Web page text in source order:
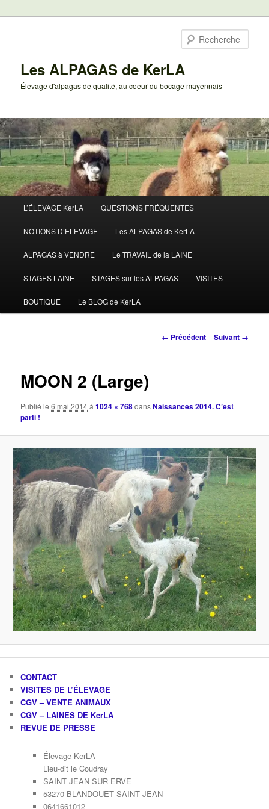
Les ALPAGAS de KerLA
Élevage d'alpagas de qualité, au coeur du bocage mayennais
principal
L’ÉLEVAGE KerLA QUESTIONS FRÉQUENTES
NOTIONS D’ELEVAGE Les ALPAGAS de KerLA
ALPAGAS à VENDRE Le TRAVAIL de la LAINE
STAGES LAINE STAGES sur les ALPAGAS VISITES
BOUTIQUE Le BLOG de KerLA
Navigation
← Précédent Suivant →
MOON 2 (Large)
Publié le6 mai 2014à1024 × 768dansNaissances 2014. C’est
parti !
CONTACT
VISITES DE L’ÉLEVAGE
CGV – VENTE ANIMAUX
CGV – LAINES DE KerLA
REVUE DE PRESSE
Élevage KerLA
Lieu-dit le Coudray
SAINT JEAN SUR ERVE
53270 BLANDOUET SAINT JEAN
0641661012